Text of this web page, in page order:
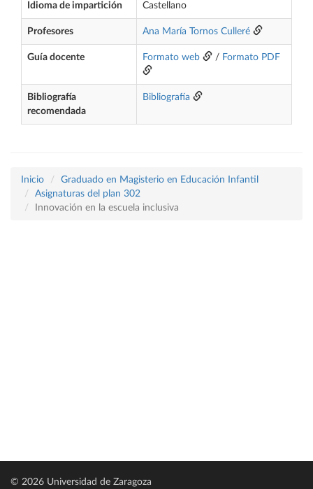
Idioma de impartición Castellano
Profesores Ana María Tornos Culleré
Guía docente Formato web / Formato PDF
Bibliografía
recomendada
Bibliografía
Inicio
Graduado en Magisterio en Educación Infantil
Asignaturas del plan 302
Innovación en la escuela inclusiva
© 2026 Universidad de Zaragoza